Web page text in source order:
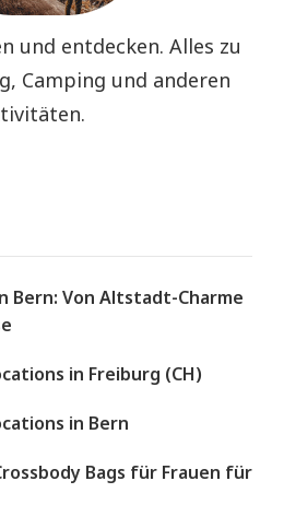
und entdecken. Alles zu
Camping und anderen
Bern: Von Altstadt-Charme
in Freiburg (CH)
in Bern
Bags für Frauen für